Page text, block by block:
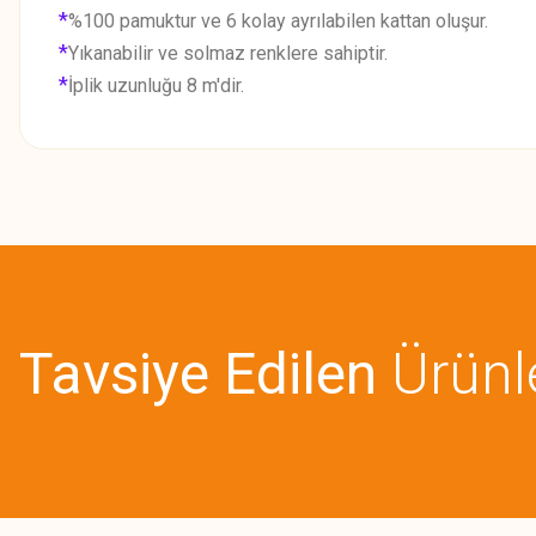
*%100 pamuktur ve 6 kolay ayrılabilen kattan oluşur.
*Yıkanabilir ve solmaz renklere sahiptir.
*İplik uzunluğu 8 m'dir.
Ürün bilgilerinde hatalar bulunuyor.
Ürün fiyatı diğer sitelerden daha pahalı.
Tavsiye Edilen